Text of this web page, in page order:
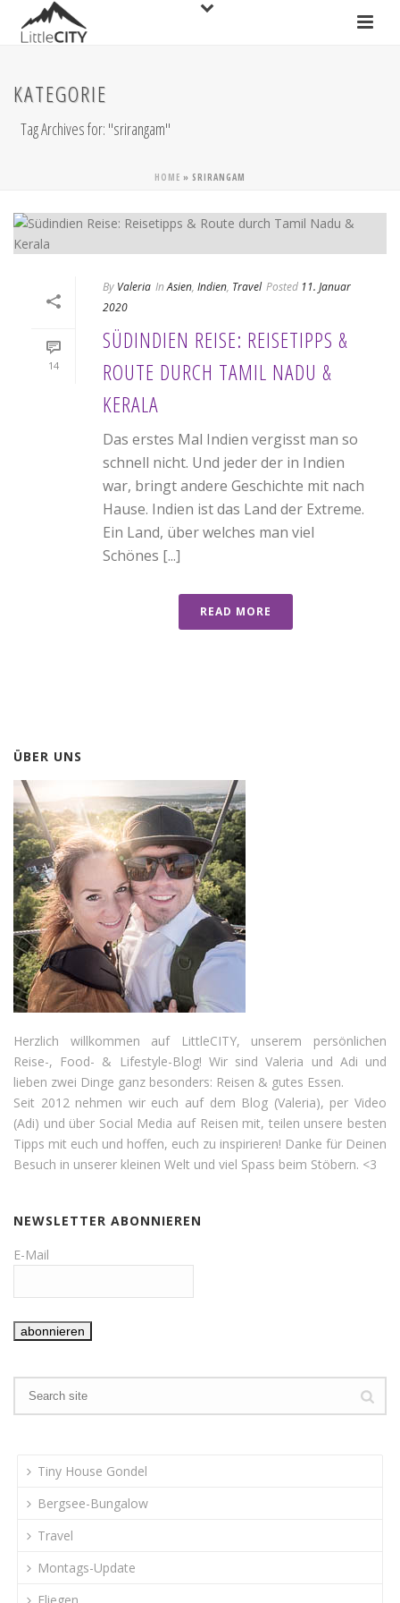
KATEGORIE
Tag Archives for: "srirangam"
HOME » SRIRANGAM
14
By Valeria In Asien, Indien, Travel Posted 11. Januar
2020
SÜDINDIEN REISE: REISETIPPS &
ROUTE DURCH TAMIL NADU &
KERALA
Das erstes Mal Indien vergisst man so
schnell nicht. Und jeder der in Indien
war, bringt andere Geschichte mit nach
Hause. Indien ist das Land der Extreme.
Ein Land, über welches man viel
Schönes [...]
READ MORE
ÜBER UNS
Herzlich willkommen auf LittleCITY, unserem persönlichen
Reise-, Food- & Lifestyle-Blog! Wir sind Valeria und Adi und
lieben zwei Dinge ganz besonders: Reisen & gutes Essen.
Seit 2012 nehmen wir euch auf dem Blog (Valeria), per Video
(Adi) und über Social Media auf Reisen mit, teilen unsere besten
Tipps mit euch und hoffen, euch zu inspirieren! Danke für Deinen
Besuch in unserer kleinen Welt und viel Spass beim Stöbern. <3
NEWSLETTER ABONNIEREN
E-Mail
Tiny House Gondel
Bergsee-Bungalow
Travel
Montags-Update